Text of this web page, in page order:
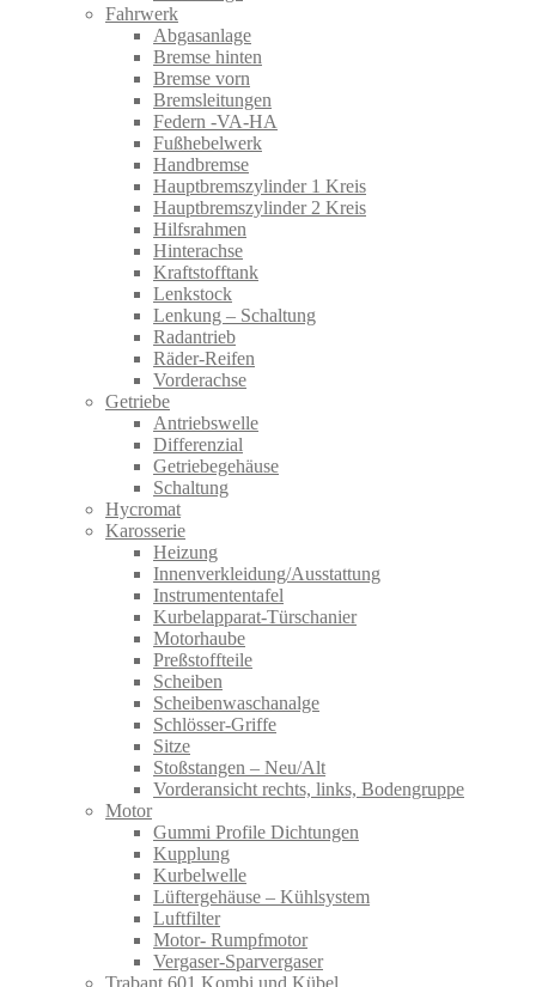
Fahrwerk
Abgasanlage
Bremse hinten
Bremse vorn
Bremsleitungen
Federn -VA-HA
Fußhebelwerk
Handbremse
Hauptbremszylinder 1 Kreis
Hauptbremszylinder 2 Kreis
Hilfsrahmen
Hinterachse
Kraftstofftank
Lenkstock
Lenkung – Schaltung
Radantrieb
Räder-Reifen
Vorderachse
Getriebe
Antriebswelle
Differenzial
Getriebegehäuse
Schaltung
Hycromat
Karosserie
Heizung
Innenverkleidung/Ausstattung
Instrumententafel
Kurbelapparat-Türschanier
Motorhaube
Preßstoffteile
Scheiben
Scheibenwaschanalge
Schlösser-Griffe
Sitze
Stoßstangen – Neu/Alt
Vorderansicht rechts, links, Bodengruppe
Motor
Gummi Profile Dichtungen
Kupplung
Kurbelwelle
Lüftergehäuse – Kühlsystem
Luftfilter
Motor- Rumpfmotor
Vergaser-Sparvergaser